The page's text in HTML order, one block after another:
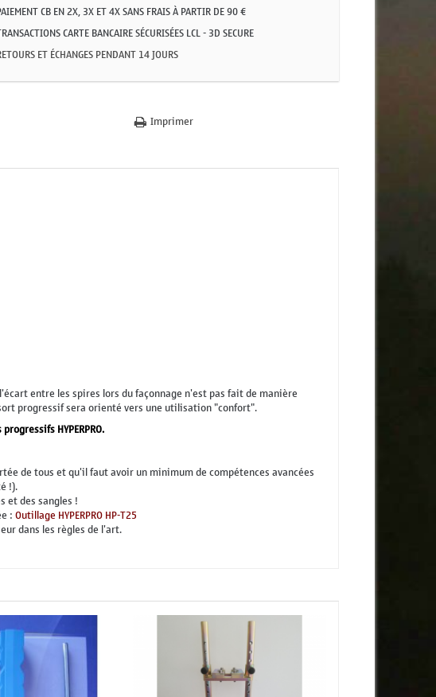
CB EN 2X, 3X ET 4X SANS FRAIS À PARTIR DE 90 €
CARTE BANCAIRE SÉCURISÉES LCL - 3D SECURE
ET ÉCHANGES PENDANT 14 JOURS
Imprimer
entre les spires lors du façonnage n'est pas fait de manière
progressif sera orienté vers une utilisation "confort".
HYPERPRO.
de tous et qu'il faut avoir un minimum de compétences avancées
!).
et des sangles !
:Outillage HYPERPRO HP-T25
dans les règles de l'art.